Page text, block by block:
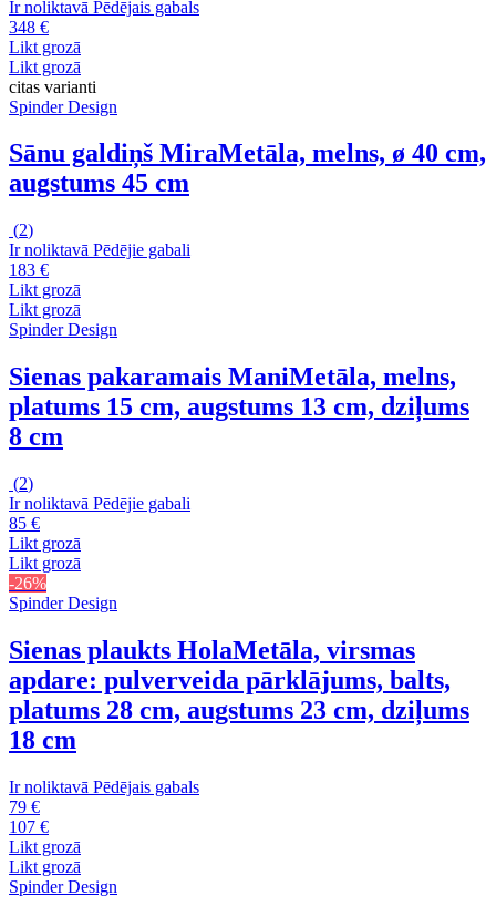
Ir noliktavā Pēdējais gabals
348 €
Likt grozā
Likt grozā
citas varianti
Spinder Design
Sānu galdiņš MiraMetāla, melns, ø 40 cm,
augstums 45 cm
(2)
Ir noliktavā Pēdējie gabali
183 €
Likt grozā
Likt grozā
Spinder Design
Sienas pakaramais ManiMetāla, melns,
platums 15 cm, augstums 13 cm, dziļums
8 cm
(2)
Ir noliktavā Pēdējie gabali
85 €
Likt grozā
Likt grozā
-26%
Spinder Design
Sienas plaukts HolaMetāla, virsmas
apdare: pulverveida pārklājums, balts,
platums 28 cm, augstums 23 cm, dziļums
18 cm
Ir noliktavā Pēdējais gabals
79 €
107 €
Likt grozā
Likt grozā
Spinder Design